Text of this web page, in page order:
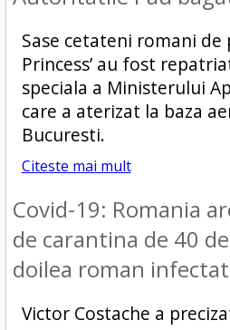
Sase cetateni romani de
Princess’ au fost
speciala a Ministerului
care a aterizat la baza
Bucuresti.
Citeste mai mult
Covid-19: Romania
de carantina de 40
doilea roman
Victor Costache a